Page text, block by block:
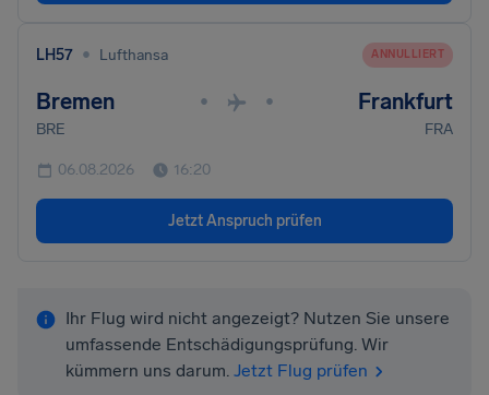
LH57 • Lufthansa ANNULLIERT
Bremen • • Frankfurt
BRE FRA
06.08.2026 16:20
Jetzt Anspruch prüfen
Ihr Flug wird nicht angezeigt? Nutzen Sie unsere
umfassende Entschädigungsprüfung. Wir
kümmern uns darum. Jetzt Flug prüfen